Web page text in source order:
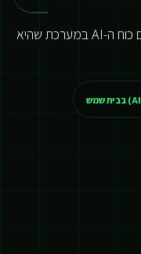
המהפכה כבר כאן – הזניקו את העסק עם כוח ה-AI במערכת שהיא